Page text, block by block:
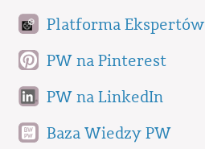
Platforma Ekspertów
PW na Pinterest
PW na LinkedIn
Baza Wiedzy PW